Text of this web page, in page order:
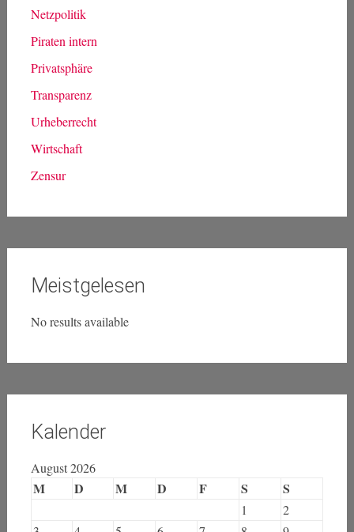
Netzpolitik
Piraten intern
Privatsphäre
Transparenz
Urheberrecht
Wirtschaft
Zensur
Meistgelesen
No results available
Kalender
August 2026
M D M D F S S
1
2